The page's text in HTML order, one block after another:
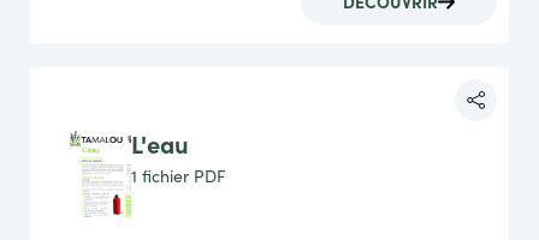
L'eau
1 fichier PDF